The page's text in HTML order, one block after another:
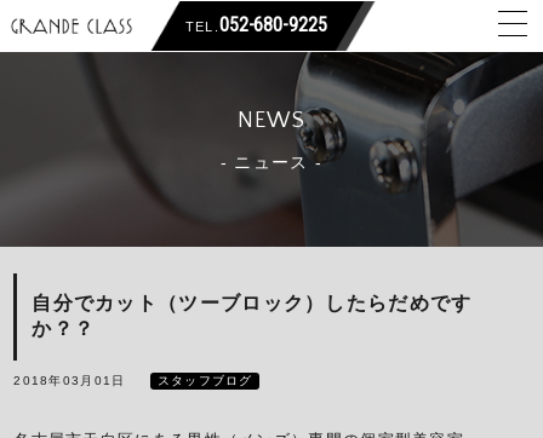
TEL. 052-680-9225
NEWS
ニュース
自分でカット（ツーブロック）したらだめです
か？？
2018年03月01日 スタッフブログ